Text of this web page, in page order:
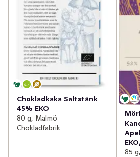
Chokladkaka Saltstänk
45% EKO
80 g, Malmö
Chokladfabrik
85